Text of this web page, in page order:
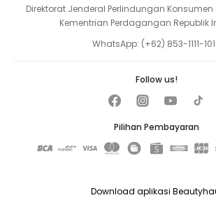
Direktorat Jenderal Perlindungan
Kementrian Perdagangan Republik
WhatsApp: (+62) 853-1111-
Pilihan Pembayaran
Follow us!
Download aplikasi